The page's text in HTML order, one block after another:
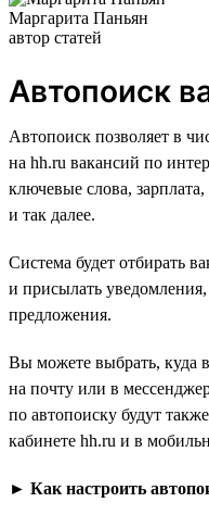
Маргарита Паньян
автор статей
Автопоиск
Автопоиск позволяет в
на hh.ru вакансий по
ключевые слова,
и так далее.
Система будет отбирать
и присылать
предложения.
Вы можете выбрать, куда
на почту или в
по автопоиску будут
кабинете hh.ru и в
► Как настроить